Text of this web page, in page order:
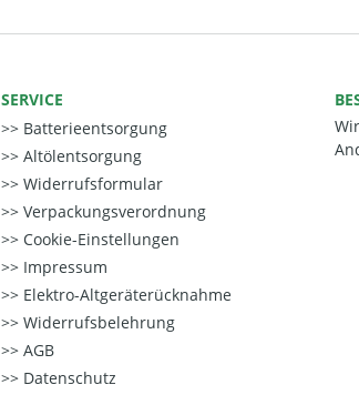
SERVICE
Batterieentsorgung
Altölentsorgung
Widerrufsformular
Verpackungsverordnung
Cookie-Einstellungen
Impressum
Elektro-Altgeräterücknahme
Widerrufsbelehrung
AGB
Datenschutz